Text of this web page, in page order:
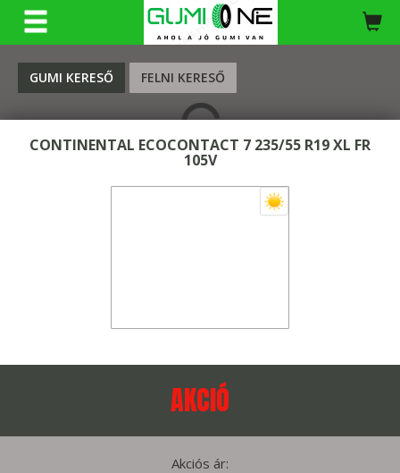
GUMI KERESŐ FELNI KERESŐ
KERESÉS
CONTINENTAL ECOCONTACT 7 235/55 R19 XL FR
105V
AKCIÓ
Akciós ár: